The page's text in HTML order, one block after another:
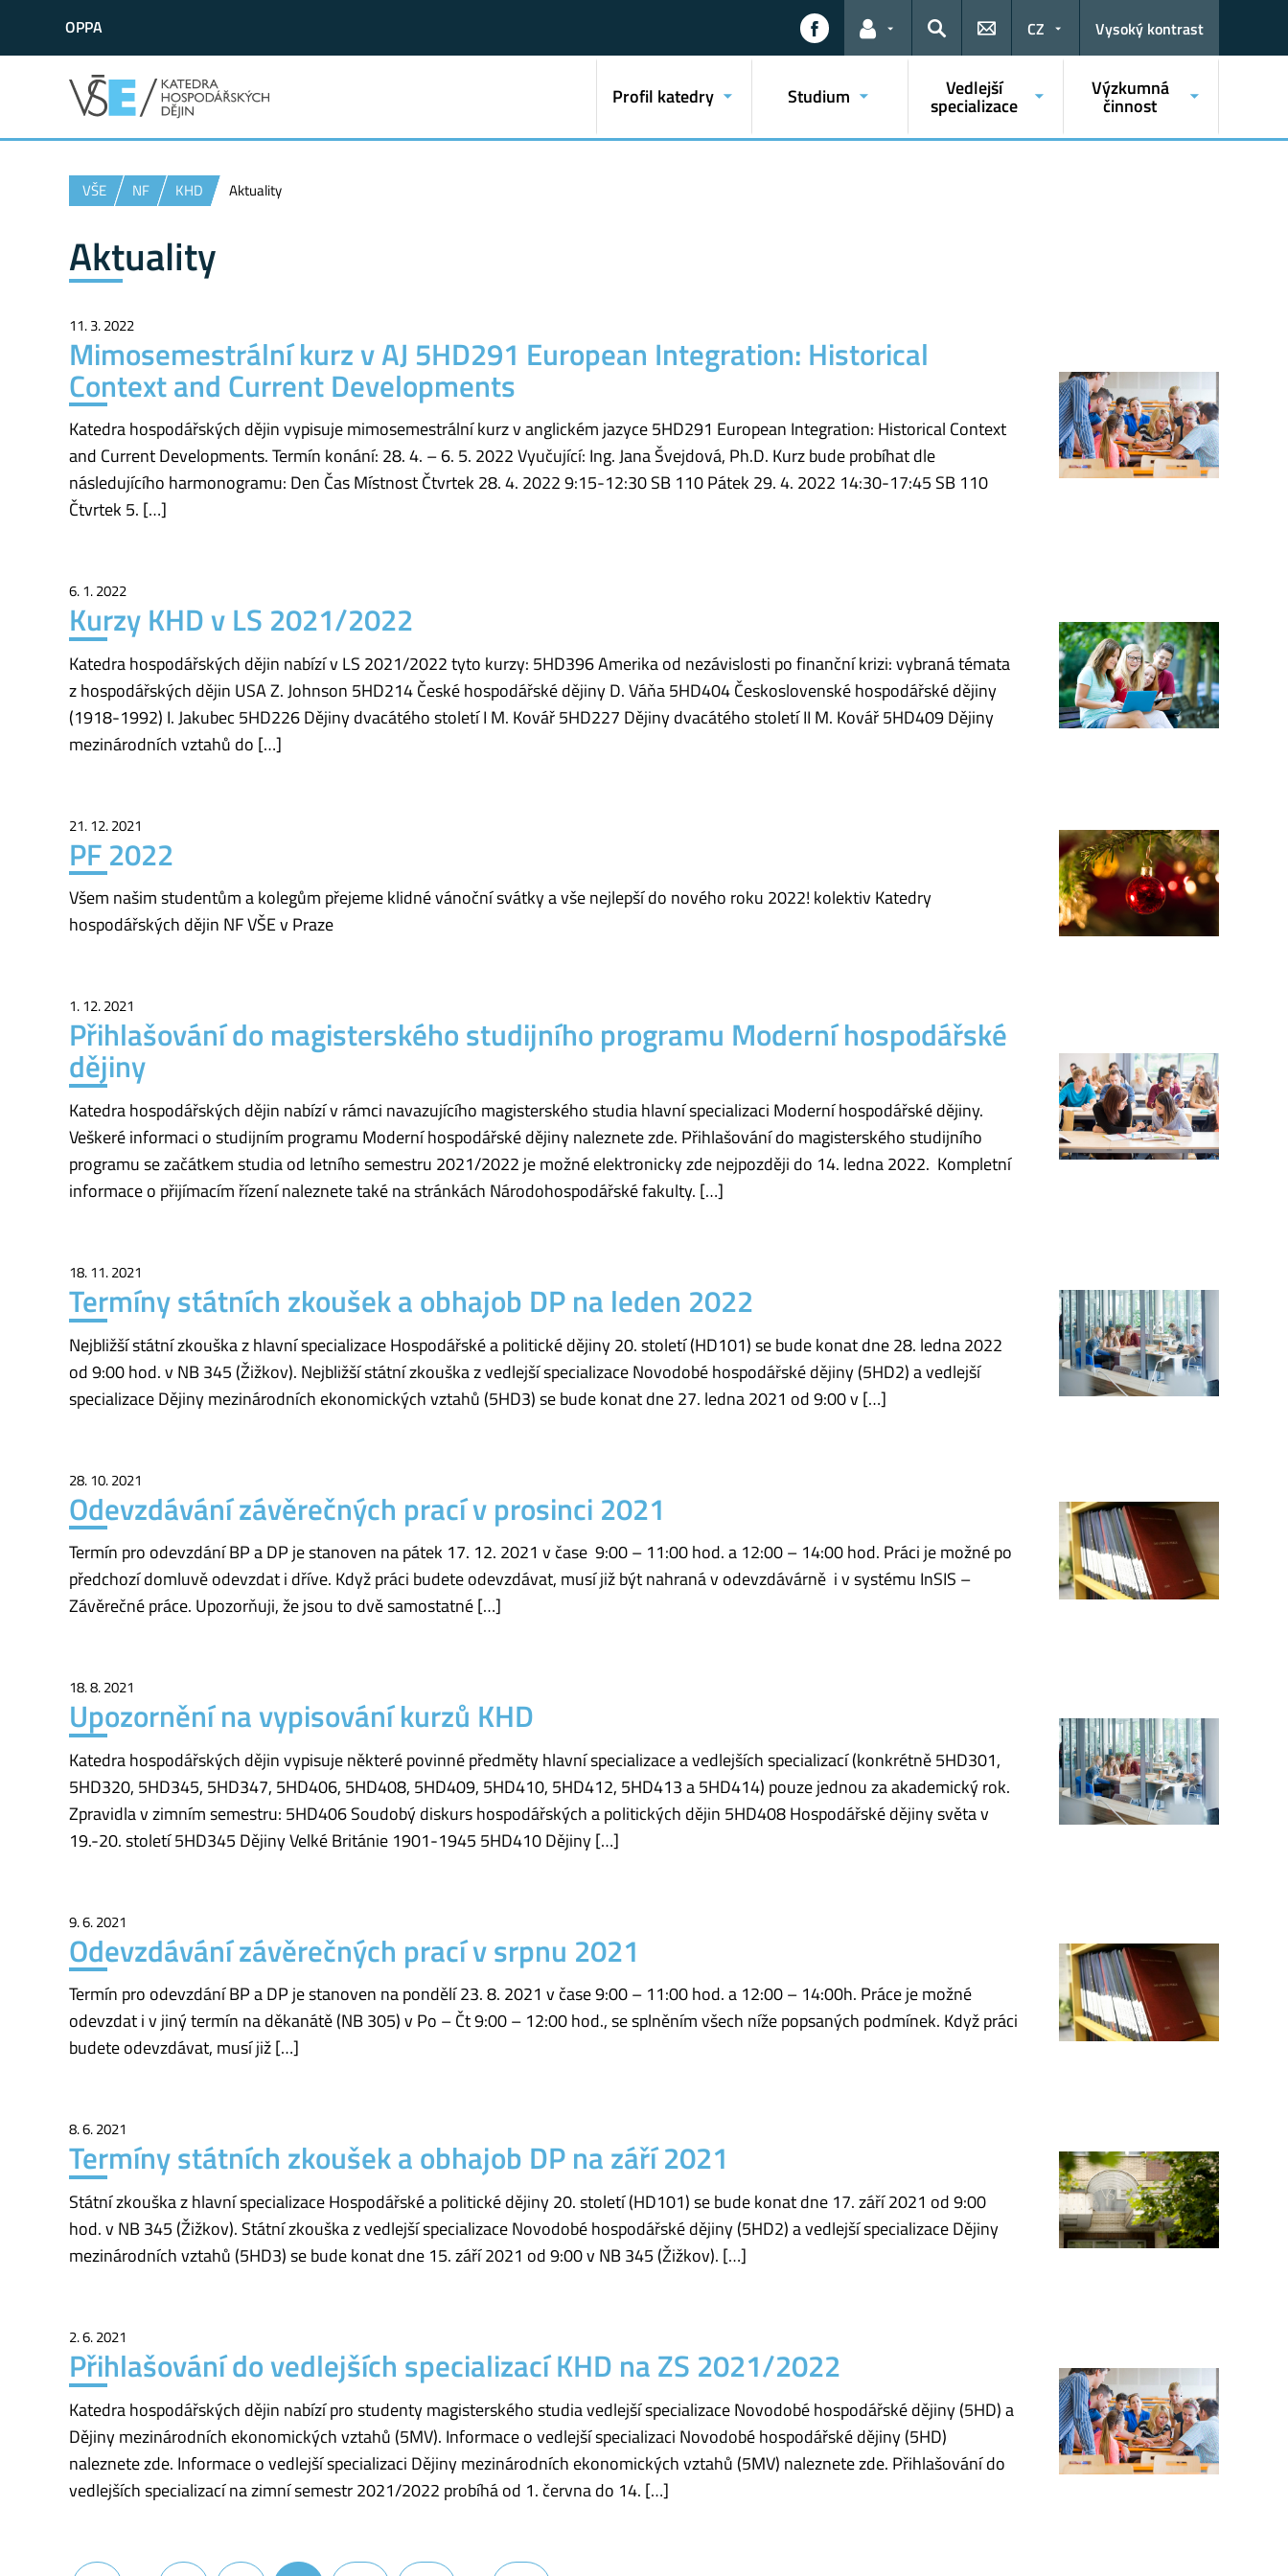
OPPA
Odkazy pro uživatele
Hledat
CZ Vysoký kontrast
Profil katedry Studium Vedlejší
specializace
Výzkumná
činnost
VŠE NF KHD Aktuality
Aktuality
11. 3. 2022
Mimosemestrální kurz v AJ 5HD291 European Integration: Historical
Context and Current Developments
Katedra hospodářských dějin vypisuje mimosemestrální kurz v anglickém jazyce 5HD291 European Integration: Historical Context
and Current Developments. Termín konání: 28. 4. – 6. 5. 2022 Vyučující: Ing. Jana Švejdová, Ph.D. Kurz bude probíhat dle
následujícího harmonogramu: Den Čas Místnost Čtvrtek 28. 4. 2022 9:15-12:30 SB 110 Pátek 29. 4. 2022 14:30-17:45 SB 110
Čtvrtek 5. […]
6. 1. 2022
Kurzy KHD v LS 2021/2022
Katedra hospodářských dějin nabízí v LS 2021/2022 tyto kurzy: 5HD396 Amerika od nezávislosti po finanční krizi: vybraná témata
z hospodářských dějin USA Z. Johnson 5HD214 České hospodářské dějiny D. Váňa 5HD404 Československé hospodářské dějiny
(1918-1992) I. Jakubec 5HD226 Dějiny dvacátého století I M. Kovář 5HD227 Dějiny dvacátého století II M. Kovář 5HD409 Dějiny
mezinárodních vztahů do […]
21. 12. 2021
PF 2022
Všem našim studentům a kolegům přejeme klidné vánoční svátky a vše nejlepší do nového roku 2022! kolektiv Katedry
hospodářských dějin NF VŠE v Praze
1. 12. 2021
Přihlašování do magisterského studijního programu Moderní hospodářské
dějiny
Katedra hospodářských dějin nabízí v rámci navazujícího magisterského studia hlavní specializaci Moderní hospodářské dějiny.
Veškeré informaci o studijním programu Moderní hospodářské dějiny naleznete zde. Přihlašování do magisterského studijního
programu se začátkem studia od letního semestru 2021/2022 je možné elektronicky zde nejpozději do 14. ledna 2022. Kompletní
informace o přijímacím řízení naleznete také na stránkách Národohospodářské fakulty. […]
18. 11. 2021
Termíny státních zkoušek a obhajob DP na leden 2022
Nejbližší státní zkouška z hlavní specializace Hospodářské a politické dějiny 20. století (HD101) se bude konat dne 28. ledna 2022
od 9:00 hod. v NB 345 (Žižkov). Nejbližší státní zkouška z vedlejší specializace Novodobé hospodářské dějiny (5HD2) a vedlejší
specializace Dějiny mezinárodních ekonomických vztahů (5HD3) se bude konat dne 27. ledna 2021 od 9:00 v […]
28. 10. 2021
Odevzdávání závěrečných prací v prosinci 2021
Termín pro odevzdání BP a DP je stanoven na pátek 17. 12. 2021 v čase 9:00 – 11:00 hod. a 12:00 – 14:00 hod. Práci je možné po
předchozí domluvě odevzdat i dříve. Když práci budete odevzdávat, musí již být nahraná v odevzdávárně i v systému InSIS –
Závěrečné práce. Upozorňuji, že jsou to dvě samostatné […]
18. 8. 2021
Upozornění na vypisování kurzů KHD
Katedra hospodářských dějin vypisuje některé povinné předměty hlavní specializace a vedlejších specializací (konkrétně 5HD301,
5HD320, 5HD345, 5HD347, 5HD406, 5HD408, 5HD409, 5HD410, 5HD412, 5HD413 a 5HD414) pouze jednou za akademický rok.
Zpravidla v zimním semestru: 5HD406 Soudobý diskurs hospodářských a politických dějin 5HD408 Hospodářské dějiny světa v
19.-20. století 5HD345 Dějiny Velké Británie 1901-1945 5HD410 Dějiny […]
9. 6. 2021
Odevzdávání závěrečných prací v srpnu 2021
Termín pro odevzdání BP a DP je stanoven na pondělí 23. 8. 2021 v čase 9:00 – 11:00 hod. a 12:00 – 14:00h. Práce je možné
odevzdat i v jiný termín na děkanátě (NB 305) v Po – Čt 9:00 – 12:00 hod., se splněním všech níže popsaných podmínek. Když práci
budete odevzdávat, musí již […]
8. 6. 2021
Termíny státních zkoušek a obhajob DP na září 2021
Státní zkouška z hlavní specializace Hospodářské a politické dějiny 20. století (HD101) se bude konat dne 17. září 2021 od 9:00
hod. v NB 345 (Žižkov). Státní zkouška z vedlejší specializace Novodobé hospodářské dějiny (5HD2) a vedlejší specializace Dějiny
mezinárodních vztahů (5HD3) se bude konat dne 15. září 2021 od 9:00 v NB 345 (Žižkov). […]
2. 6. 2021
Přihlašování do vedlejších specializací KHD na ZS 2021/2022
Katedra hospodářských dějin nabízí pro studenty magisterského studia vedlejší specializace Novodobé hospodářské dějiny (5HD) a
Dějiny mezinárodních ekonomických vztahů (5MV). Informace o vedlejší specializaci Novodobé hospodářské dějiny (5HD)
naleznete zde. Informace o vedlejší specializaci Dějiny mezinárodních ekonomických vztahů (5MV) naleznete zde. Přihlašování do
vedlejších specializací na zimní semestr 2021/2022 probíhá od 1. června do 14. […]